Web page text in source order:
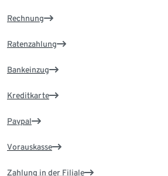
Rechnung
Ratenzahlung
Bankeinzug
Kreditkarte
Paypal
Vorauskasse
Zahlung in der Filiale